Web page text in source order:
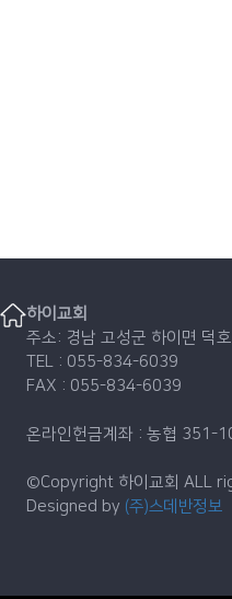
하이교회
주소: 경남 고성군 하이면 덕
TEL : 055-834-6039
FAX : 055-834-6039
온라인헌금계좌 : 농협 351-
©Copyright 하이교회 ALL
Designed by (주)스데반정보